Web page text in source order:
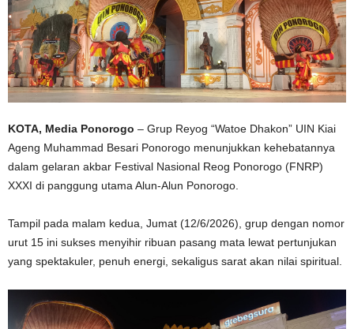
KOTA, Media Ponorogo – Grup Reyog “Watoe Dhakon” UIN Kiai
Ageng Muhammad Besari Ponorogo menunjukkan kehebatannya
dalam gelaran akbar Festival Nasional Reog Ponorogo (FNRP)
XXXI di panggung utama Alun-Alun Ponorogo.
Tampil pada malam kedua, Jumat (12/6/2026), grup dengan nomor
urut 15 ini sukses menyihir ribuan pasang mata lewat pertunjukan
yang spektakuler, penuh energi, sekaligus sarat akan nilai spiritual.